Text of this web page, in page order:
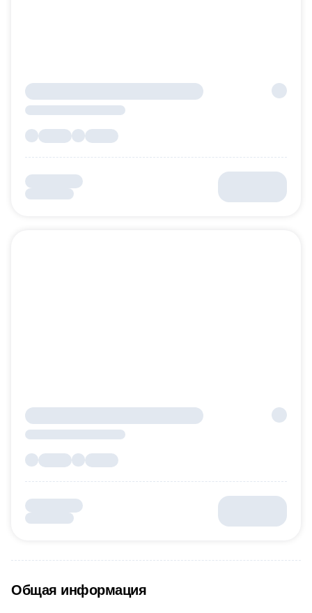
Общая информация